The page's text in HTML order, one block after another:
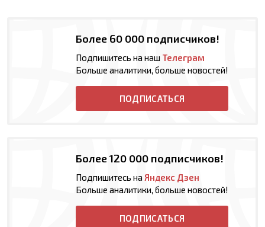
Более 60 000 подписчиков!
Подпишитесь на наш Телеграм
Больше аналитики, больше новостей!
ПОДПИСАТЬСЯ
Более 120 000 подписчиков!
Подпишитесь на Яндекс Дзен
Больше аналитики, больше новостей!
ПОДПИСАТЬСЯ